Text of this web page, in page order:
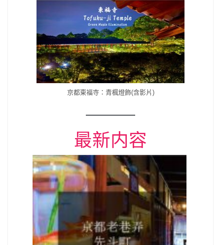
京都東福寺：青楓燈飾(含影片)
最新内容